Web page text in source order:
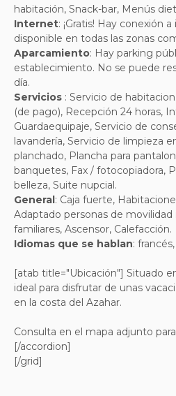
habitación, Snack-bar, Menús
Internet: ¡Gratis! Hay conexión
disponible en todas las zonas
Aparcamiento: Hay parking
establecimiento. No se puede
día.
Servicios : Servicio de
(de pago), Recepción 24 horas,
Guardaequipaje, Servicio de
lavandería, Servicio de limpieza
planchado, Plancha para
banquetes, Fax / fotocopiadora,
belleza, Suite nupcial.
General: Caja fuerte,
Adaptado personas de
familiares, Ascensor, Calefacción.
Idiomas que se hablan:
[atab title="Ubicación"] Situado
ideal para disfrutar de unas
en la costa del Azahar.
Consulta en el mapa adjunto
[/accordion]
[/grid]